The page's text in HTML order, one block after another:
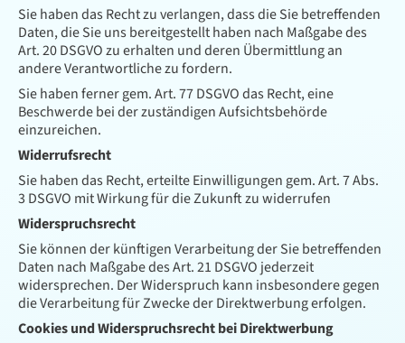
Sie haben das Recht zu verlangen, dass die Sie betreffenden
Daten, die Sie uns bereitgestellt haben nach Maßgabe des
Art. 20 DSGVO zu erhalten und deren Übermittlung an
andere Verantwortliche zu fordern.
Sie haben ferner gem. Art. 77 DSGVO das Recht, eine
Beschwerde bei der zuständigen Aufsichtsbehörde
einzureichen.
Widerrufsrecht
Sie haben das Recht, erteilte Einwilligungen gem. Art. 7 Abs.
3 DSGVO mit Wirkung für die Zukunft zu widerrufen
Widerspruchsrecht
Sie können der künftigen Verarbeitung der Sie betreffenden
Daten nach Maßgabe des Art. 21 DSGVO jederzeit
widersprechen. Der Widerspruch kann insbesondere gegen
die Verarbeitung für Zwecke der Direktwerbung erfolgen.
Cookies und Widerspruchsrecht bei Direktwerbung